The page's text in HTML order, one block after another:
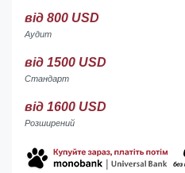
від 800 USD
Аудит
від 1500 USD
Стандарт
від 1600 USD
Розширений